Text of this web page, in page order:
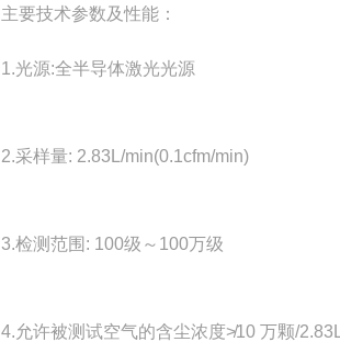
主要技术参数及性能：
1.光源:全半导体激光光源
2.采样量: 2.83L/min(0.1cfm/min)
3.检测范围: 100级～100万级
4.允许被测试空气的含尘浓度≯10 万颗/2.83L